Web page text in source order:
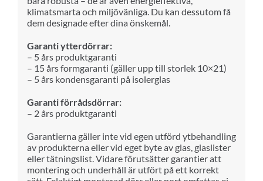
klimatsmarta och miljövänliga. Du kan dessutom få
dem designade efter dina önskemål.
Garanti ytterdörrar:
– 5 års produktgaranti
– 15 års formgaranti (gäller upp till storlek 10×21)
– 5 års kondensgaranti på isolerglas
Garanti förrådsdörrar:
– 2 års produktgaranti
Garantierna gäller inte vid egen utförd ytbehandling
av produkterna eller vid eget byte av glas, glaslister
eller tätningslist. Vidare förutsätter garantier att
montering och underhåll är utfört på ett korrekt